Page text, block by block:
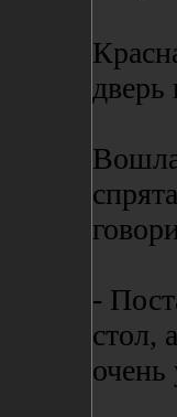
дверь
-
стол,
очень